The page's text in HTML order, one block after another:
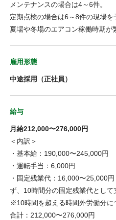
メンテナンスの場合は4～6件。
定期点検の場合は6～8件の現場を
夏場や冬場のエアコン稼働時期が
雇用形態
中途採用（正社員）
給与
月給212,000〜276,000円
＜内訳＞
・基本給：190,000〜245,000円
・運転手当：6,000円
・固定残業代：16,000〜25,000
ず、10時間分の固定残業代として
※10時間を超える時間外労働分に
合計：212,000〜276,000円